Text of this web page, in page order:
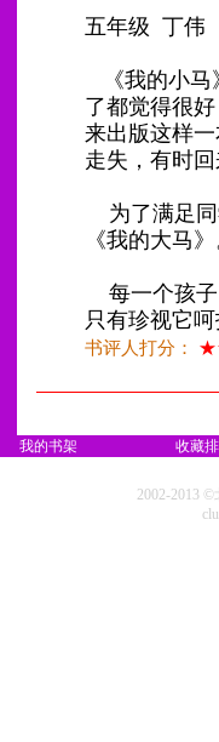
五年级 丁伟
《我的小马
了都觉得很
来出版这样
走失，有时
为了满足同
《我的大马
每一个孩子
只有珍视它
书评人打分：
我的书架 收藏
2002-2013